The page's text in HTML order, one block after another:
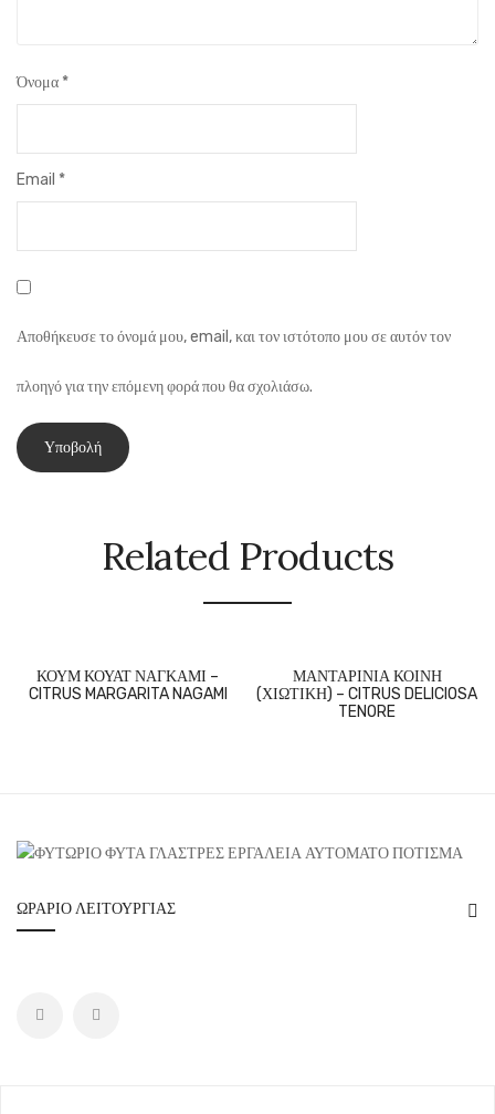
Όνομα *
Email *
Αποθήκευσε το όνομά μου, email, και τον ιστότοπο μου σε αυτόν τον
πλοηγό για την επόμενη φορά που θα σχολιάσω.
Related Products
ΚΟΥΜ ΚΟΥΑΤ ΝΑΓΚΑΜΙ –
CITRUS MARGARITA NAGAMI
ΜΑΝΤΑΡΙΝΙΑ ΚΟΙΝΗ
(ΧΙΩΤΙΚΗ) – CITRUS DELICIOSA
TENORE
ΩΡΆΡΙΟ ΛΕΙΤΟΥΡΓΊΑΣ